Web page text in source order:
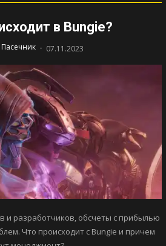
в Bungie?
- 07.11.2023
и разработчиков, обсчеты с прибылью
Что происходит с Bungie и причем